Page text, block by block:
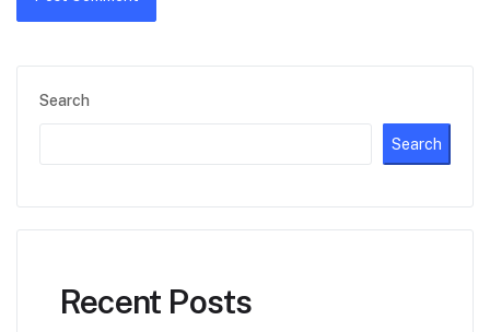
Search
Search
Recent Posts